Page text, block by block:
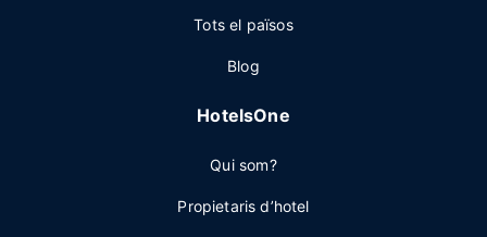
Tots el països
Blog
HotelsOne
Qui som?
Propietaris d’hotel